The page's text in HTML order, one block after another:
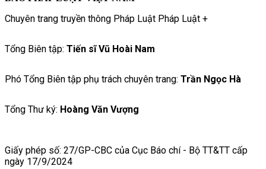
Chuyên trang truyền thông Pháp Luật Pháp Luật +
Tổng Biên tập: Tiến sĩ Vũ Hoài Nam
Phó Tổng Biên tập phụ trách chuyên trang: Trần Ngọc Hà
Tổng Thư ký: Hoàng Văn Vượng
Giấy phép số: 27/GP-CBC của Cục Báo chí - Bộ TT&TT cấp
ngày 17/9/2024